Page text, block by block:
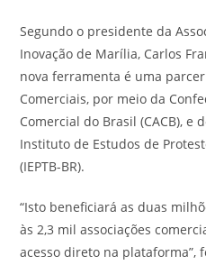
Segundo o presidente da
Inovação de Marília, Carlos
nova ferramenta é uma
Comerciais, por meio da
Comercial do Brasil (CACB), e
Instituto de Estudos de
(IEPTB-BR).
“Isto beneficiará as duas
às 2,3 mil associações
acesso direto na plataforma”,